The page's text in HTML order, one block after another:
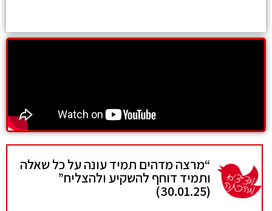
“מרצה מדהים תמיד עונה על כל שאלה
ותמיד דוחף להשקיע ולהצליח”
(30.01.25)